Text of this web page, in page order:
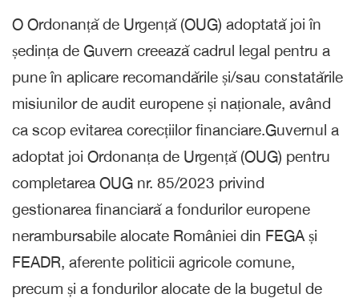
O Ordonanță de Urgență (OUG) adoptată joi în
ședința de Guvern creează cadrul legal pentru a
pune în aplicare recomandările și/sau constatările
misiunilor de audit europene și naționale, având
ca scop evitarea corecțiilor financiare.Guvernul a
adoptat joi Ordonanța de Urgență (OUG) pentru
completarea OUG nr. 85/2023 privind
gestionarea financiară a fondurilor europene
nerambursabile alocate României din FEGA și
FEADR, aferente politicii agricole comune,
precum și a fondurilor alocate de la bugetul de